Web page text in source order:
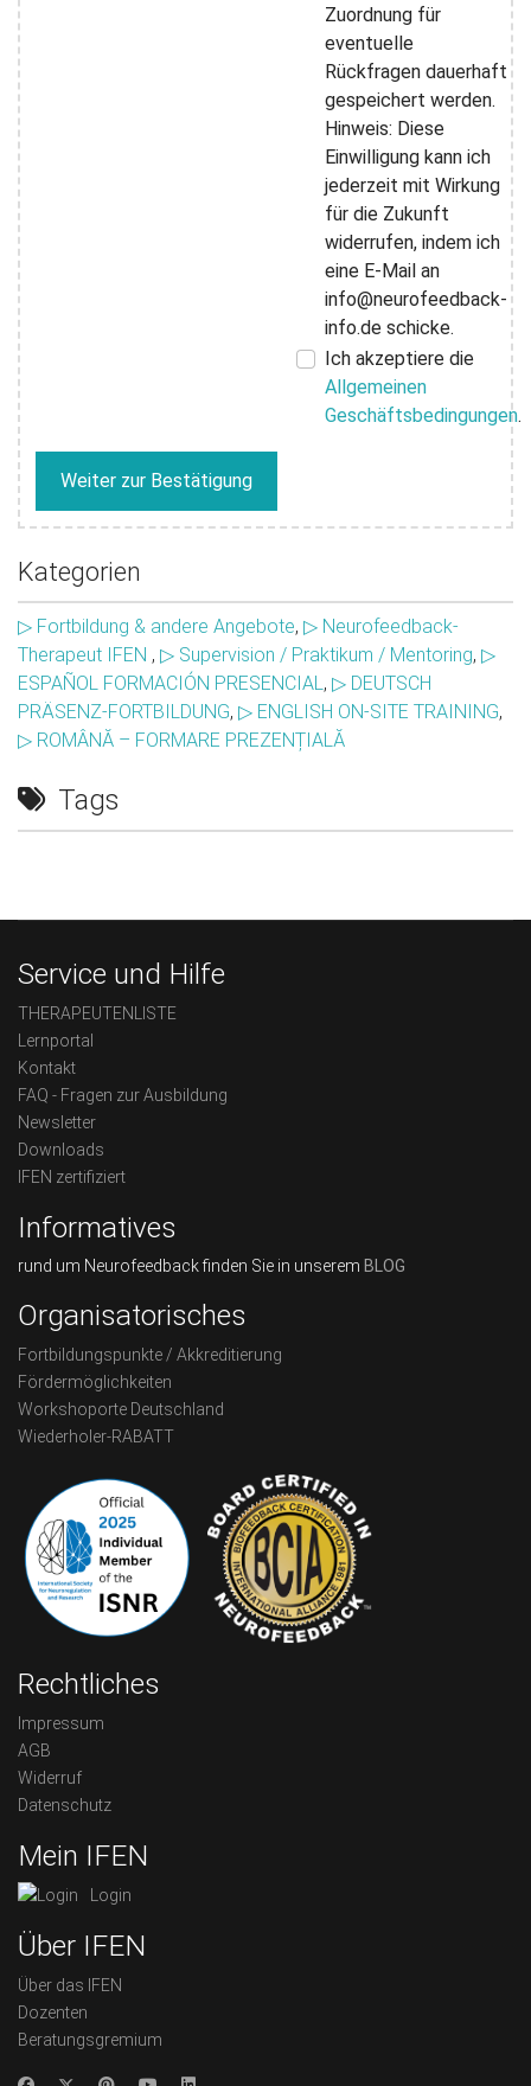
Zuordnung für
eventuelle
Rückfragen dauerhaft
gespeichert werden.
Hinweis: Diese
Einwilligung kann ich
jederzeit mit Wirkung
für die Zukunft
widerrufen, indem ich
eine E-Mail an
info@neurofeedback-
info.de schicke.
Ich akzeptiere die
Allgemeinen
Geschäftsbedingungen.
Weiter zur Bestätigung
Kategorien
▷ Fortbildung & andere Angebote, ▷ Neurofeedback-
Therapeut IFEN , ▷ Supervision / Praktikum / Mentoring, ▷
ESPAÑOL FORMACIÓN PRESENCIAL , ▷ DEUTSCH
PRÄSENZ-FORTBILDUNG, ▷ ENGLISH ON-SITE TRAINING,
▷ ROMÂNĂ – FORMARE PREZENȚIALĂ
Tags
Service und Hilfe
THERAPEUTENLISTE
Lernportal
Kontakt
FAQ - Fragen zur Ausbildung
Newsletter
Downloads
IFEN zertifiziert
Informatives
rund um Neurofeedback finden Sie in unserem BLOG
Organisatorisches
Fortbildungspunkte / Akkreditierung
Fördermöglichkeiten
Workshoporte Deutschland
Wiederholer-RABATT
Rechtliches
Impressum
AGB
Widerruf
Datenschutz
Mein IFEN
Login
Über IFEN
Über das IFEN
Dozenten
Beratungsgremium